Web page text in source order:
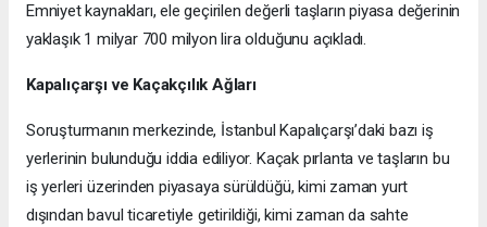
Emniyet kaynakları, ele geçirilen değerli taşların piyasa değerinin
yaklaşık 1 milyar 700 milyon lira olduğunu açıkladı.
Kapalıçarşı ve Kaçakçılık Ağları
Soruşturmanın merkezinde, İstanbul Kapalıçarşı’daki bazı iş
yerlerinin bulunduğu iddia ediliyor. Kaçak pırlanta ve taşların bu
iş yerleri üzerinden piyasaya sürüldüğü, kimi zaman yurt
dışından bavul ticaretiyle getirildiği, kimi zaman da sahte